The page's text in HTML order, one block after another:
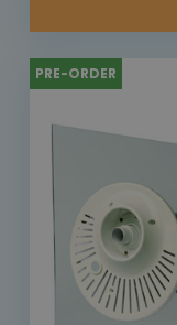
PRE-ORDER